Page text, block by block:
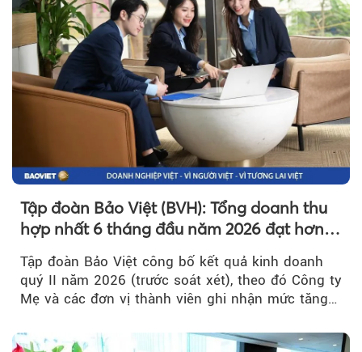
Tập đoàn Bảo Việt (BVH): Tổng doanh thu
hợp nhất 6 tháng đầu năm 2026 đạt hơn
Tập đoàn Bảo Việt công bố kết quả kinh doanh
quý II năm 2026 (trước soát xét), theo đó Công ty
Mẹ và các đơn vị thành viên ghi nhận mức tăng